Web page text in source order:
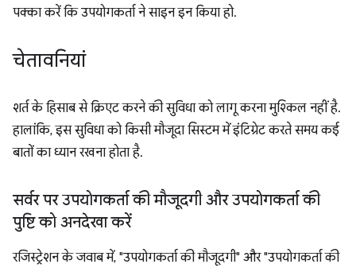
पक्का करें कि उपयोगकर्ता ने साइन इन किया हो.
चेतावनियां
शर्त के हिसाब से क्रिएट करने की सुविधा को लागू करना मुश्किल नहीं है.
हालांकि, इस सुविधा को किसी मौजूदा सिस्टम में इंटिग्रेट करते समय कई
बातों का ध्यान रखना होता है.
सर्वर पर उपयोगकर्ता की मौजूदगी और उपयोगकर्ता की
पुष्टि को अनदेखा करें
रजिस्ट्रेशन के जवाब में, "उपयोगकर्ता की मौजूदगी" और "उपयोगकर्ता की